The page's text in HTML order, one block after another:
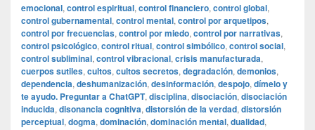
emocional, control espiritual, control financiero, control global,
control gubernamental, control mental, control por arquetipos,
control por frecuencias, control por miedo, control por narrativas,
control psicológico, control ritual, control simbólico, control social,
control subliminal, control vibracional, crisis manufacturada,
cuerpos sutiles, cultos, cultos secretos, degradación, demonios,
dependencia, deshumanización, desinformación, despojo, dímelo y
te ayudo. Preguntar a ChatGPT, disciplina, disociación, disociación
inducida, disonancia cognitiva, distorsión de la verdad, distorsión
perceptual, dogma, dominación, dominación mental, dualidad,